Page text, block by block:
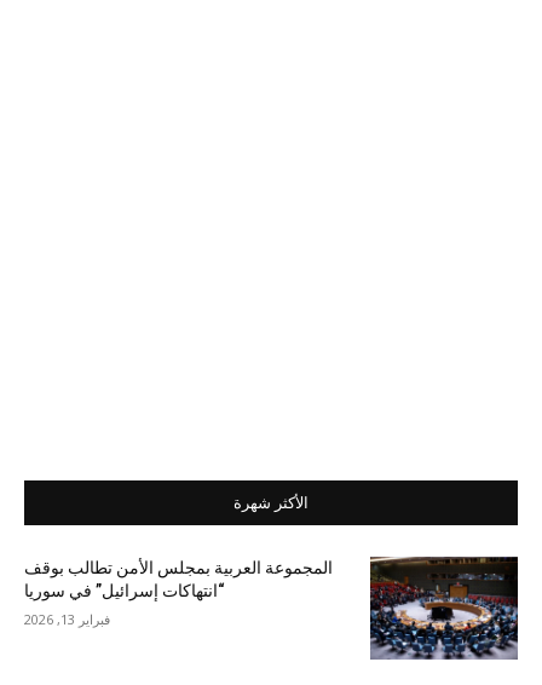
الأكثر شهرة
المجموعة العربية بمجلس الأمن تطالب بوقف
“انتهاكات إسرائيل” في سوريا
فبراير 13, 2026